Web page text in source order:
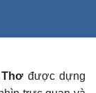
được dựng